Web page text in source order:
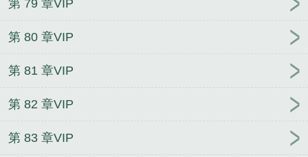
第 79 章VIP
第 80 章VIP
第 81 章VIP
第 82 章VIP
第 83 章VIP